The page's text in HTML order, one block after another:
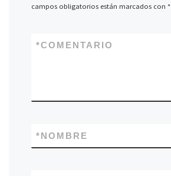
campos obligatorios están marcados con *
COMENTARIO
*
NOMBRE
*